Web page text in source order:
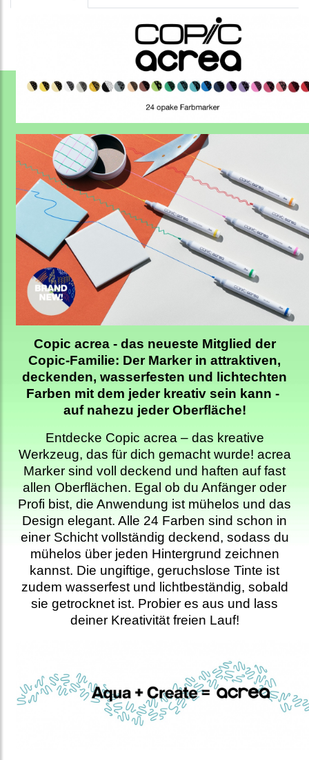
Copic acrea - das neueste Mitglied der
Copic-Familie: Der Marker in attraktiven,
deckenden, wasserfesten und lichtechten
Farben mit dem jeder kreativ sein kann -
auf nahezu jeder Oberfläche!
Entdecke Copic acrea – das kreative
Werkzeug, das für dich gemacht wurde! acrea
Marker sind voll deckend und haften auf fast
allen Oberflächen. Egal ob du Anfänger oder
Profi bist, die Anwendung ist mühelos und das
Design elegant. Alle 24 Farben sind schon in
einer Schicht vollständig deckend, sodass du
mühelos über jeden Hintergrund zeichnen
kannst. Die ungiftige, geruchslose Tinte ist
zudem wasserfest und lichtbeständig, sobald
sie getrocknet ist. Probier es aus und lass
deiner Kreativität freien Lauf!